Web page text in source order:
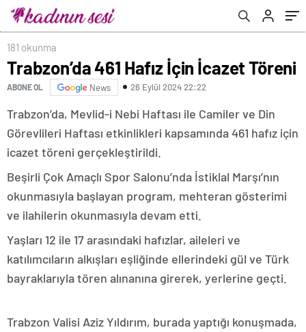
181 okunma
Trabzon’da 461 Hafız İçin İcazet Töreni
ABONE OL News 26 Eylül 2024 22:22
Trabzon’da, Mevlid-i Nebi Haftası ile Camiler ve Din
Görevlileri Haftası etkinlikleri kapsamında 461 hafız için
icazet töreni gerçekleştirildi.
Beşirli Çok Amaçlı Spor Salonu’nda İstiklal Marşı’nın
okunmasıyla başlayan program, mehteran gösterimi
ve ilahilerin okunmasıyla devam etti.
Yaşları 12 ile 17 arasındaki hafızlar, aileleri ve
katılımcıların alkışları eşliğinde ellerindeki gül ve Türk
bayraklarıyla tören alınanına girerek, yerlerine geçti.
Trabzon Valisi Aziz Yıldırım, burada yaptığı konuşmada,